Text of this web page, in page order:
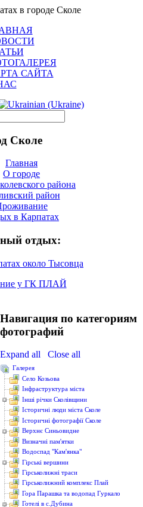
САЙТА
Сколе
Главная
О городе
района
район
в Карпатах
отдых:
Навигация по категориям
фотографий
Expand all Close all
Галерея
Cело Козьова
Інфраструктура міста
Інші річки Сколівщини
Історичні люди міста Сколе
Історичні фотографії Сколе
Верхнє Синьовидне
Визначні пам'ятки
Водоcпад "Кам'янка"
Гірські вершини
Гірськолижні траси
Гірськолижний комплекс Плай
Гора Парашка та водопад Гуркало
Готелі в с.Дубина